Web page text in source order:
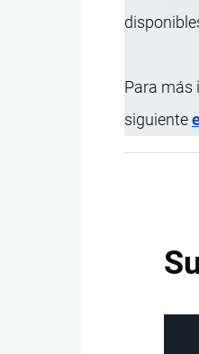
Para más
siguiente